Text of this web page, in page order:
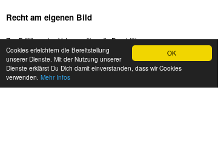
OK
Cookies erleichtern die Bereitstellung
unserer Dienste. Mit der Nutzung unserer
Dienste erklärst Du Dich damit einverstanden, dass wir Cookies
verwenden. Mehr Infos
Recht am eigenen Bild
Zur Erfüllung des Vetrages über die Durchführung unserer
Veranstaltungen gehört es, dass die Teilnehmer sich gegenseitig
fotografieren. Diese praktischen Übungen sind fester Teil des
Konzepts der Fotoschule. Auch die Aufnahme eines Gruppenbildes
durch den Trainer zur Erinnerung an das Gruppenerlebnis ist ein
Vertragsbestandteil. Die Aufnahmen werden den Teilnehmern nach